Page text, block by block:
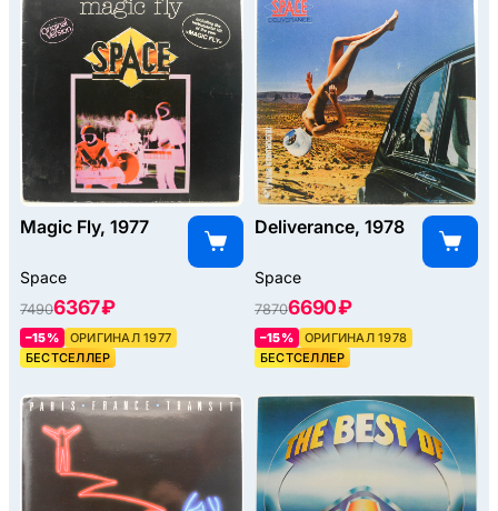
Magic Fly, 1977
Space
74906367 ₽
–15%
ОРИГИНАЛ 1977
БЕСТСЕЛЛЕР
Deliverance, 1978
Space
78706690 ₽
–15%
ОРИГИНАЛ 1978
БЕСТСЕЛЛЕР